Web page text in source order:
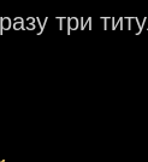
три